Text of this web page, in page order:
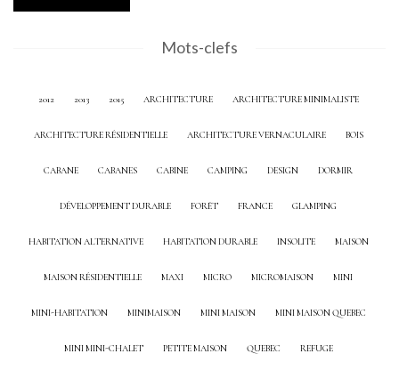
Mots-clefs
2012 2013 2015 ARCHITECTURE ARCHITECTURE MINIMALISTE
ARCHITECTURE RÉSIDENTIELLE ARCHITECTURE VERNACULAIRE BOIS
CABANE CABANES CABINE CAMPING DESIGN DORMIR
DÉVELOPPEMENT DURABLE FORÊT FRANCE GLAMPING
HABITATION ALTERNATIVE HABITATION DURABLE INSOLITE MAISON
MAISON RÉSIDENTIELLE MAXI MICRO MICROMAISON MINI
MINI-HABITATION MINIMAISON MINI MAISON MINI MAISON QUEBEC
MINI MINI-CHALET PETITE MAISON QUEBEC REFUGE